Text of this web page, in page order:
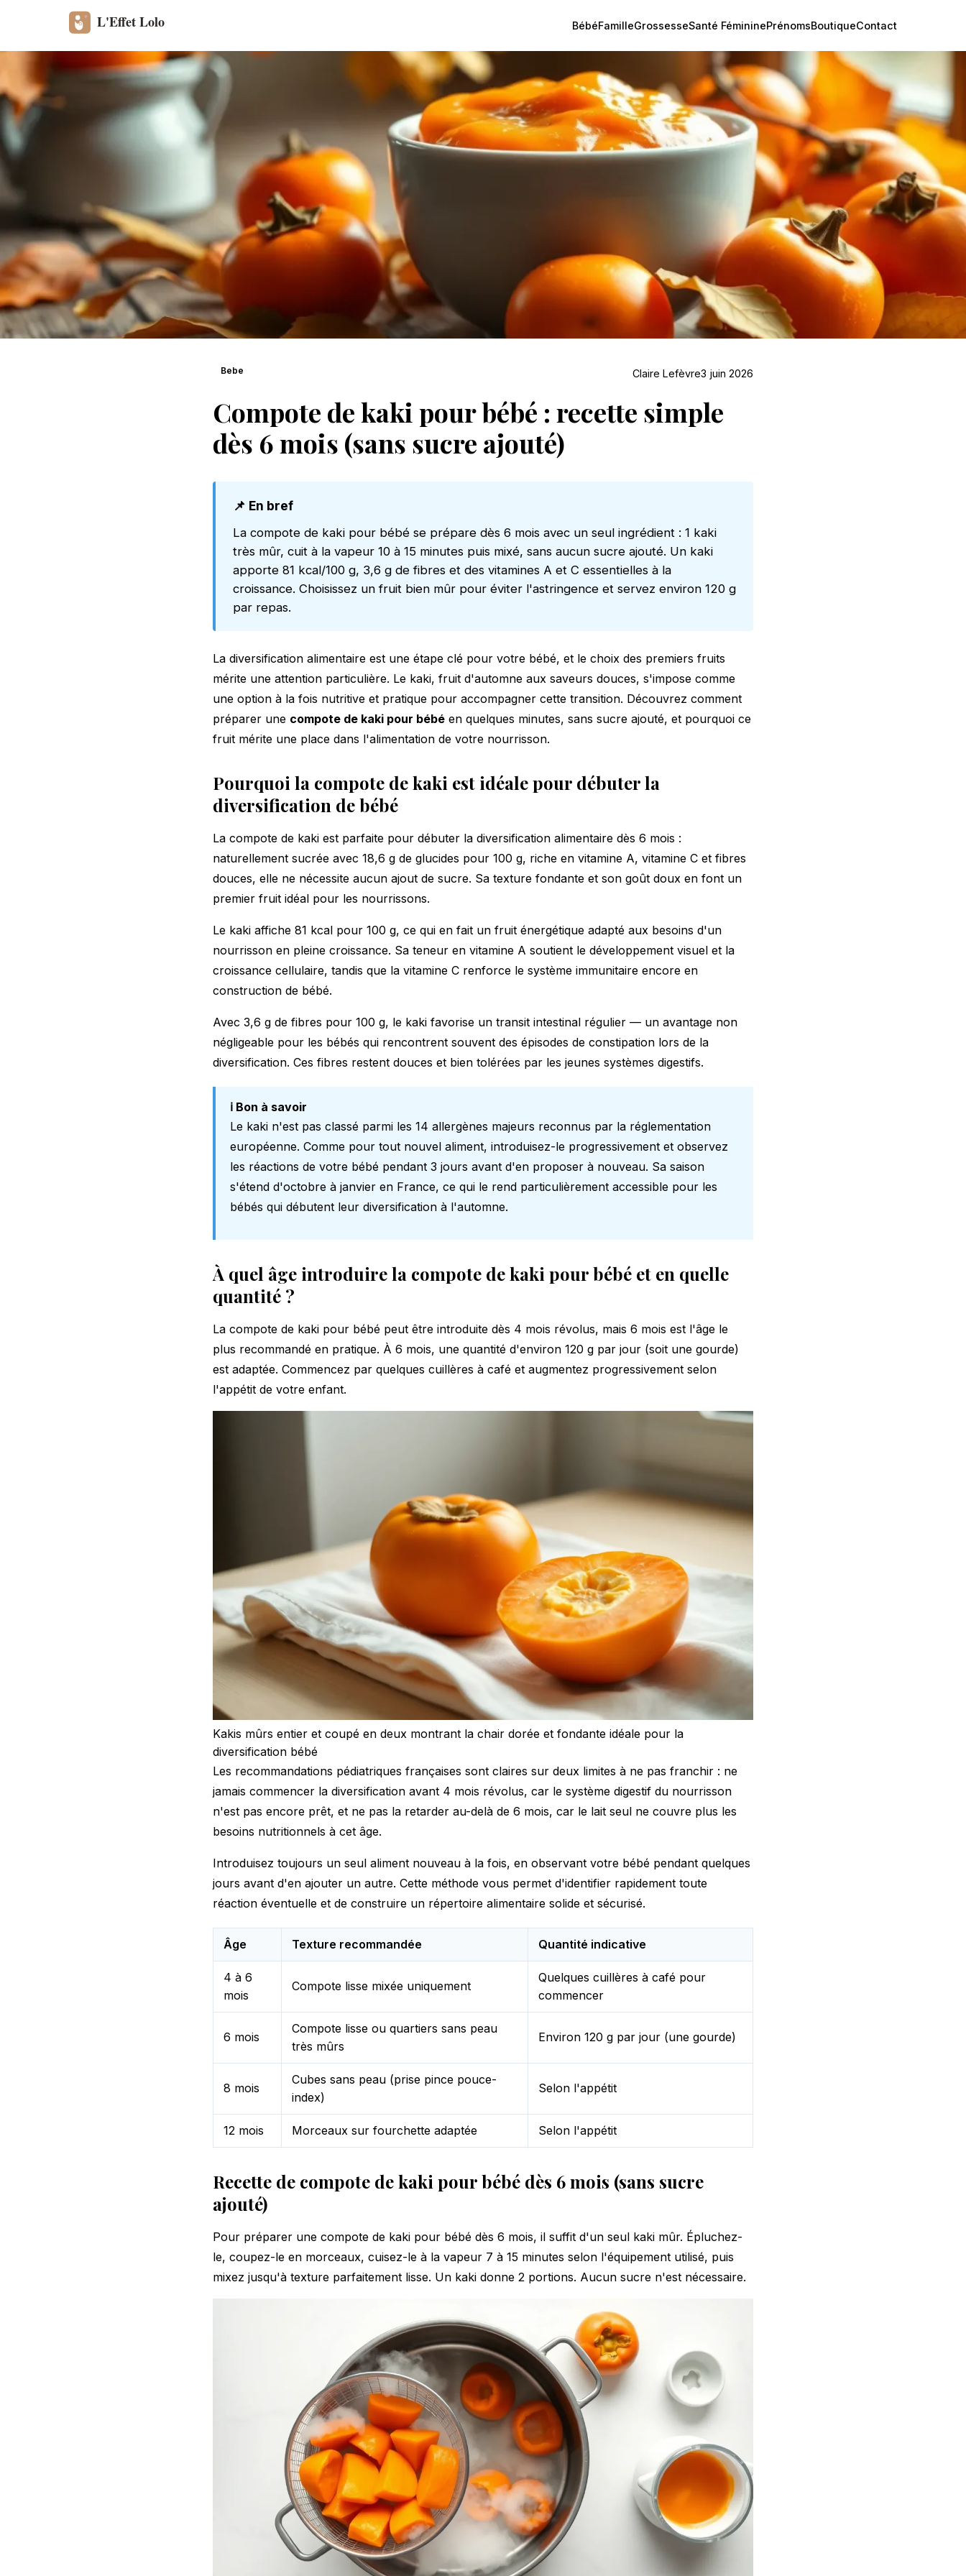
BébéFamilleGrossesseSanté FémininePrénomsBoutiqueContact
Bebe Claire Lefèvre3 juin 2026
Compote de kaki pour bébé : recette simple
dès 6 mois (sans sucre ajouté)
📌 En bref
La compote de kaki pour bébé se prépare dès 6 mois avec un seul ingrédient : 1 kaki
très mûr, cuit à la vapeur 10 à 15 minutes puis mixé, sans aucun sucre ajouté. Un kaki
apporte 81 kcal/100 g, 3,6 g de fibres et des vitamines A et C essentielles à la
croissance. Choisissez un fruit bien mûr pour éviter l'astringence et servez environ 120 g
par repas.
La diversification alimentaire est une étape clé pour votre bébé, et le choix des premiers fruits
mérite une attention particulière. Le kaki, fruit d'automne aux saveurs douces, s'impose comme
une option à la fois nutritive et pratique pour accompagner cette transition. Découvrez comment
préparer une compote de kaki pour bébé en quelques minutes, sans sucre ajouté, et pourquoi ce
fruit mérite une place dans l'alimentation de votre nourrisson.
Pourquoi la compote de kaki est idéale pour débuter la
diversification de bébé
La compote de kaki est parfaite pour débuter la diversification alimentaire dès 6 mois :
naturellement sucrée avec 18,6 g de glucides pour 100 g, riche en vitamine A, vitamine C et fibres
douces, elle ne nécessite aucun ajout de sucre. Sa texture fondante et son goût doux en font un
premier fruit idéal pour les nourrissons.
Le kaki affiche 81 kcal pour 100 g, ce qui en fait un fruit énergétique adapté aux besoins d'un
nourrisson en pleine croissance. Sa teneur en vitamine A soutient le développement visuel et la
croissance cellulaire, tandis que la vitamine C renforce le système immunitaire encore en
construction de bébé.
Avec 3,6 g de fibres pour 100 g, le kaki favorise un transit intestinal régulier — un avantage non
négligeable pour les bébés qui rencontrent souvent des épisodes de constipation lors de la
diversification. Ces fibres restent douces et bien tolérées par les jeunes systèmes digestifs.
ℹ️ Bon à savoir
Le kaki n'est pas classé parmi les 14 allergènes majeurs reconnus par la réglementation
européenne. Comme pour tout nouvel aliment, introduisez-le progressivement et observez
les réactions de votre bébé pendant 3 jours avant d'en proposer à nouveau. Sa saison
s'étend d'octobre à janvier en France, ce qui le rend particulièrement accessible pour les
bébés qui débutent leur diversification à l'automne.
À quel âge introduire la compote de kaki pour bébé et en quelle
quantité ?
La compote de kaki pour bébé peut être introduite dès 4 mois révolus, mais 6 mois est l'âge le
plus recommandé en pratique. À 6 mois, une quantité d'environ 120 g par jour (soit une gourde)
est adaptée. Commencez par quelques cuillères à café et augmentez progressivement selon
l'appétit de votre enfant.
Kakis mûrs entier et coupé en deux montrant la chair dorée et fondante idéale pour la
diversification bébé
Les recommandations pédiatriques françaises sont claires sur deux limites à ne pas franchir : ne
jamais commencer la diversification avant 4 mois révolus, car le système digestif du nourrisson
n'est pas encore prêt, et ne pas la retarder au-delà de 6 mois, car le lait seul ne couvre plus les
besoins nutritionnels à cet âge.
Introduisez toujours un seul aliment nouveau à la fois, en observant votre bébé pendant quelques
jours avant d'en ajouter un autre. Cette méthode vous permet d'identifier rapidement toute
réaction éventuelle et de construire un répertoire alimentaire solide et sécurisé.
Âge Texture recommandée Quantité indicative
4 à 6
mois
Compote lisse mixée uniquement
Quelques cuillères à café pour
commencer
6 mois
Compote lisse ou quartiers sans peau
très mûrs
Environ 120 g par jour (une gourde)
8 mois
Cubes sans peau (prise pince pouce-
index)
Selon l'appétit
12 mois Morceaux sur fourchette adaptée Selon l'appétit
Recette de compote de kaki pour bébé dès 6 mois (sans sucre
ajouté)
Pour préparer une compote de kaki pour bébé dès 6 mois, il suffit d'un seul kaki mûr. Épluchez-
le, coupez-le en morceaux, cuisez-le à la vapeur 7 à 15 minutes selon l'équipement utilisé, puis
mixez jusqu'à texture parfaitement lisse. Un kaki donne 2 portions. Aucun sucre n'est nécessaire.